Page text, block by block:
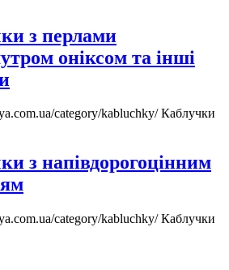
з перлами
оніксом та інші
category/kabluchky/Каблучки
з напівдорогоцінним
category/kabluchky/Каблучки